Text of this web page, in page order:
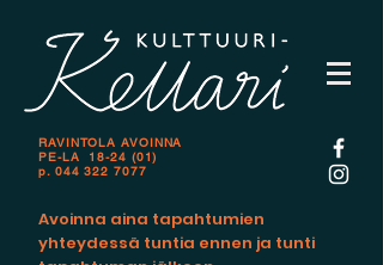
RAVINTOLA AVOINNA
PE-LA 18-24 (01)
p. 044 322 7077
Avoinna aina tapahtumien
yhteydessä tuntia ennen ja tunti